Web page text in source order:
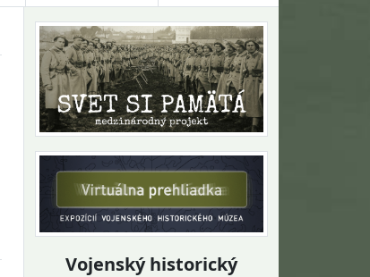
Vojenský historický